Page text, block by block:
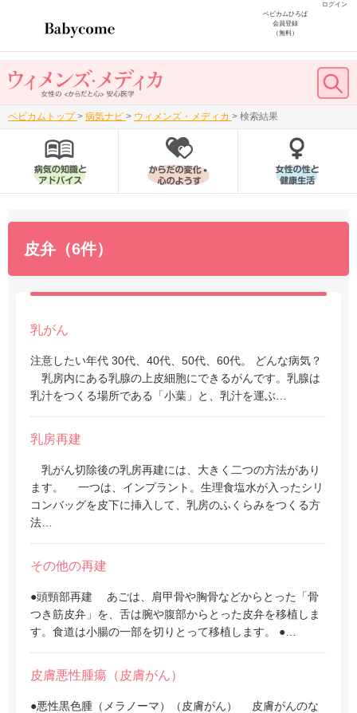
ログイン
ベビカムひろば
会員登録
（無料）
ベビカムトップ > 病気ナビ > ウィメンズ・メディカ > 検索結果
皮弁（6件）
乳がん
注意したい年代 30代、40代、50代、60代。 どんな病気？
乳房内にある乳腺の上皮細胞にできるがんです。乳腺は
乳汁をつくる場所である「小葉」と、乳汁を運ぶ…
乳房再建
乳がん切除後の乳房再建には、大きく二つの方法があり
ます。 一つは、インプラント。生理食塩水が入ったシリ
コンバッグを皮下に挿入して、乳房のふくらみをつくる方
法…
その他の再建
●頭頸部再建 あごは、肩甲骨や胸骨などからとった「骨
つき筋皮弁」を、舌は腕や腹部からとった皮弁を移植しま
す。食道は小腸の一部を切りとって移植します。 ●…
皮膚悪性腫瘍（皮膚がん）
●悪性黒色腫（メラノーマ）（皮膚がん） 皮膚がんのな